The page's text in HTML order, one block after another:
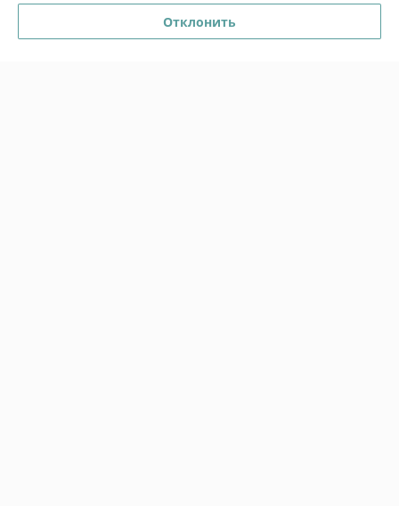
Отклонить